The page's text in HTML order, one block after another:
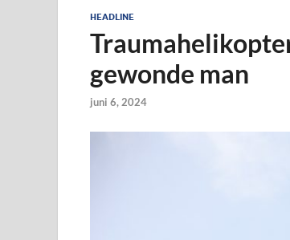
HEADLINE
gewonde man
juni 6, 2024